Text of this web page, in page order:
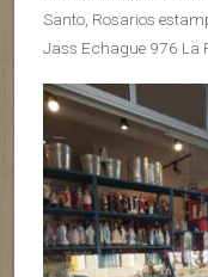
Santo, Rosarios
Jass Echague 976 La